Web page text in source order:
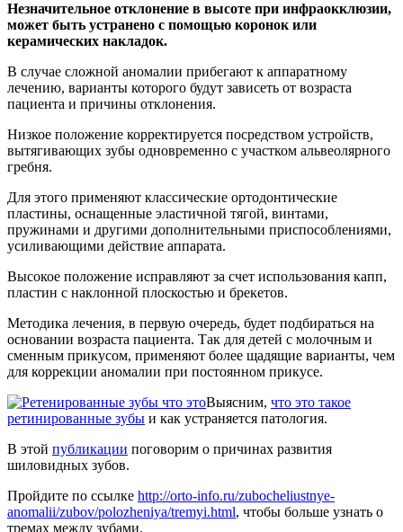
Незначительное отклонение в высоте при инфраокклюзии,
может быть устранено с помощью коронок или
керамических накладок.
В случае сложной аномалии прибегают к аппаратному
лечению, варианты которого будут зависеть от возраста
пациента и причины отклонения.
Низкое положение корректируется посредством устройств,
вытягивающих зубы одновременно с участком альвеолярного
гребня.
Для этого применяют классические ортодонтические
пластины, оснащенные эластичной тягой, винтами,
пружинами и другими дополнительными приспособлениями,
усиливающими действие аппарата.
Высокое положение исправляют за счет использования капп,
пластин с наклонной плоскостью и брекетов.
Методика лечения, в первую очередь, будет подбираться на
основании возраста пациента. Так для детей с молочным и
сменным прикусом, применяют более щадящие варианты, чем
для коррекции аномалии при постоянном прикусе.
Выясним, что это такое
ретинированные зубы и как устраняется патология.
В этой публикации поговорим о причинах развития
шиловидных зубов.
Пройдите по ссылке http://orto-info.ru/zubocheliustnye-
anomalii/zubov/polozheniya/tremyi.html, чтобы больше узнать о
тремах между зубами.